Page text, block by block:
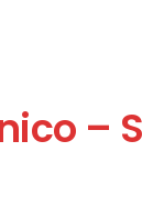
–